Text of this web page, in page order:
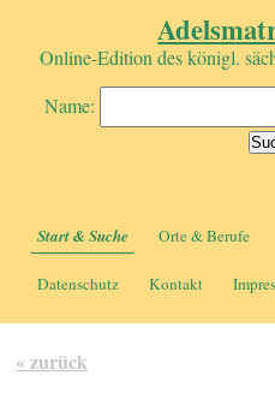
Online-Edition des königl.
Name:
Start & Suche Orte & Berufe
Datenschutz Kontakt
« zurück